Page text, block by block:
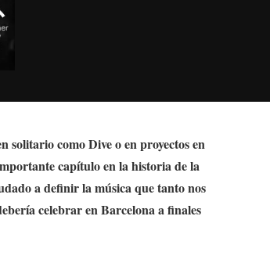
como Dive o en proyectos en
capítulo en la historia de la
a definir la música que tanto nos
celebrar en Barcelona a finales